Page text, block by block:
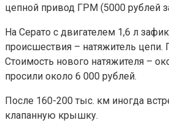
цепной привод ГРМ (5000 рублей
На Серато с двигателем 1,6 л
происшествия – натяжитель
Стоимость нового натяжителя –
просили около 6 000 рублей.
После 160-200 тыс. км иногда
клапанную крышку.